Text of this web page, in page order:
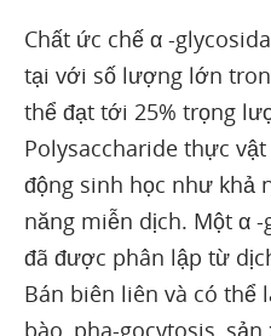
Chất ức chế α -
tại với số lượng lớn
thể đạt tới 25% trọng
Polysaccharide thực
động sinh học như khả
năng miễn dịch. Một α
đã được phân lập từ
Bán biên liên và có thể
bào, pha-gocytosis,